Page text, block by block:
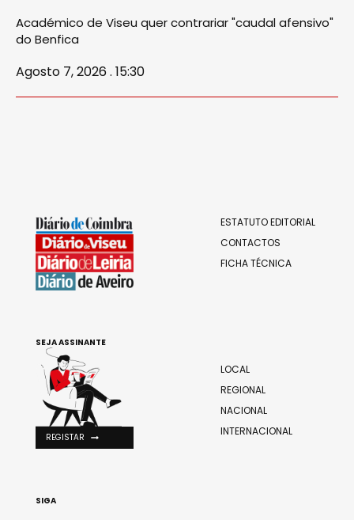
Académico de Viseu quer contrariar "caudal afensivo"
do Benfica
Agosto 7, 2026 . 15:30
ESTATUTO EDITORIAL
CONTACTOS
FICHA TÉCNICA
LOCAL
REGIONAL
NACIONAL
INTERNACIONAL
SEJA ASSINANTE
REGISTAR
SIGA